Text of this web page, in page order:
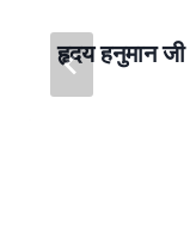
हृदय हनुमान